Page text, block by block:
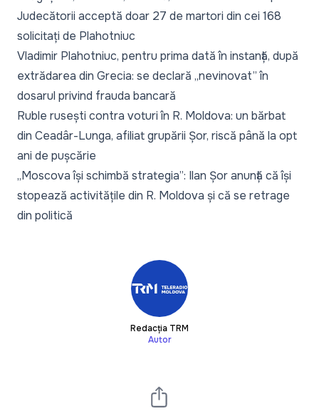
Judecătorii acceptă doar 27 de martori din cei 168
solicitați de Plahotniuc
Vladimir Plahotniuc, pentru prima dată în instanță, după
extrădarea din Grecia: se declară „nevinovat” în
dosarul privind frauda bancară
Ruble rusești contra voturi în R. Moldova: un bărbat
din Ceadâr-Lunga, afiliat grupării Șor, riscă până la opt
ani de pușcărie
„Moscova își schimbă strategia”: Ilan Șor anunță că își
stopează activitățile din R. Moldova și că se retrage
din politică
Redacția TRM
Autor